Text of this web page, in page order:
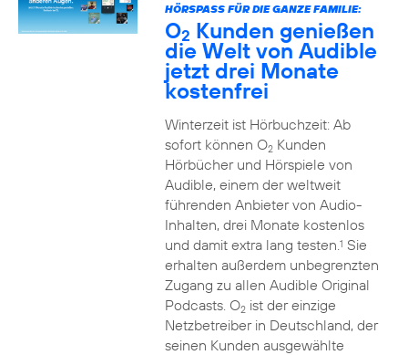
HÖRSPASS FÜR DIE GANZE FAMILIE:
O2 Kunden genießen
die Welt von Audible
jetzt drei Monate
kostenfrei
Winterzeit ist Hörbuchzeit: Ab
sofort können O2Kunden
Hörbücher und Hörspiele von
Audible, einem der weltweit
führenden Anbieter von Audio-
Inhalten, drei Monate kostenlos
und damit extra lang testen.1 Sie
erhalten außerdem unbegrenzten
Zugang zu allen Audible Original
Podcasts. O2ist der einzige
Netzbetreiber in Deutschland, der
seinen Kunden ausgewählte